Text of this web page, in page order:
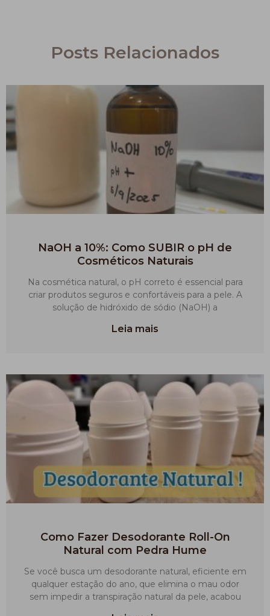
Posts Relacionados
NaOH a 10%: Como SUBIR o pH de
Cosméticos Naturais
Na cosmética natural, o pH correto é essencial para
criar produtos seguros e confortáveis para a pele. A
solução de hidróxido de sódio (NaOH) a
Leia mais
Como Fazer Desodorante Roll-On
Natural com Pedra Hume
Se você busca um desodorante natural, eficiente em
qualquer estação do ano, que elimina o mau odor
sem impedir a transpiração natural da pele, acabou